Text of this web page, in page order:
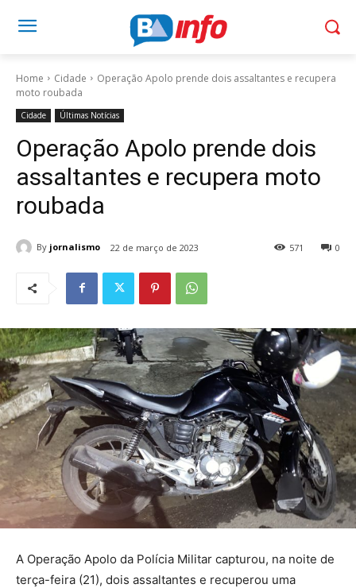
Home Cidade
Operação Apolo prende dois assaltantes e recupera
moto roubada
Cidade Últimas Notícias
Operação Apolo prende dois
assaltantes e recupera moto
roubada
By jornalismo 22 de março de 2023 0
571
A Operação Apolo da Polícia Militar capturou, na noite de
terça-feira (21), dois assaltantes e recuperou uma